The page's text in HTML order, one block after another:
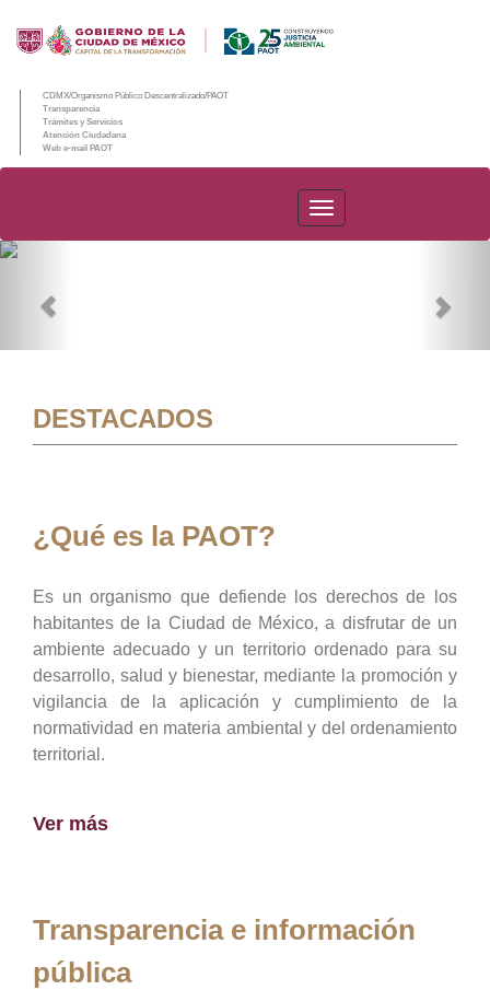
CDMX/Organismo Público Descentralizado/PAOT
Transparencia
Trámites y Servicios
Atención Ciudadana
Web e-mail PAOT
PAOT
DESTACADOS
¿Qué es la PAOT?
Es un organismo que defiende los derechos de los
habitantes de la Ciudad de México, a disfrutar de un
ambiente adecuado y un territorio ordenado para su
desarrollo, salud y bienestar, mediante la promoción y
vigilancia de la aplicación y cumplimiento de la
normatividad en materia ambiental y del ordenamiento
territorial.
Ver más
Transparencia e información
pública